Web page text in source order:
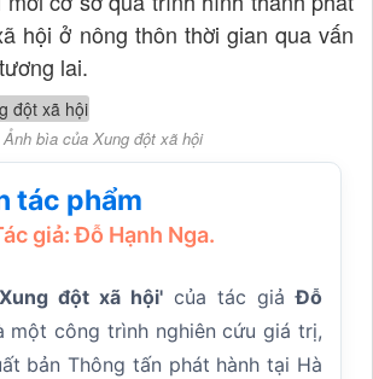
hội ở nông thôn thời gian qua vấn
lai.
Ảnh bìa của Xung đột xã hội
tác phẩm
giả: Đỗ Hạnh Nga.
đột xã hội' của tác giảĐỗ
một công trình nghiên cứu giá trị,
bản Thông tấn phát hành tại Hà